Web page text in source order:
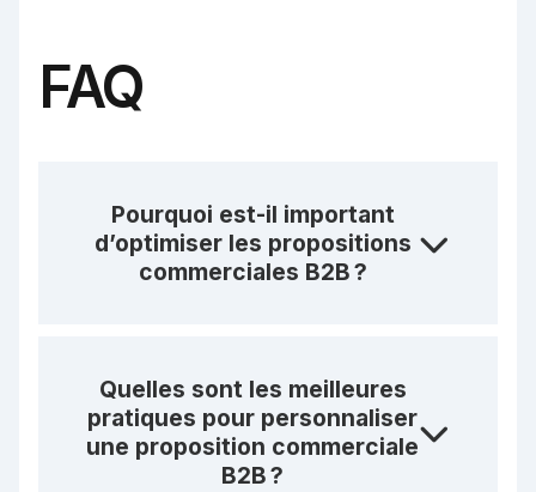
FAQ
Pourquoi est-il important
d’optimiser les propositions
commerciales B2B ?
Quelles sont les meilleures
pratiques pour personnaliser
une proposition commerciale
B2B ?